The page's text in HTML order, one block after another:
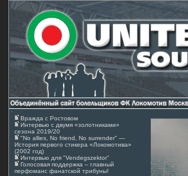
Вражда с Ростовом
Интервью с двумя «золотниками»
сезона 2019/20
"No allies, No friend, No surrender" —
История первого стикера «Локомотива»
(2002 год)
Интервью для "Vendegszektor"
Голосовая поддержка – главный
перфоманс фанатской трибуны!